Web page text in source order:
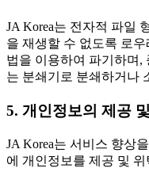
JA Korea는 전자적 파일
을 재생할 수 없도록 로
법을 이용하여 파기하며,
는 분쇄기로 분쇄하거나
5. 개인정보의 제공
JA Korea는 서비스 향상
에 개인정보를 제공 및